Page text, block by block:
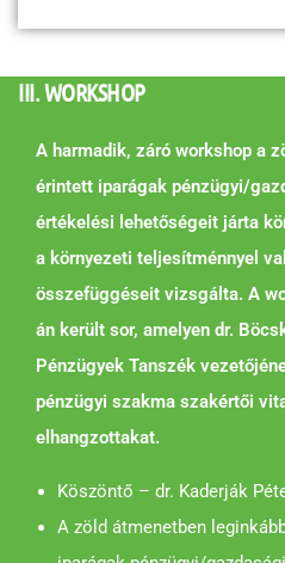
III. WORKSHOP
A harmadik, záró workshop a
érintett iparágak pénzügyi/
értékelési lehetőségeit járta
a környezeti teljesítménnyel
összefüggéseit vizsgálta. A
án került sor, amelyen dr.
Pénzügyek Tanszék
pénzügyi szakma szakértői
elhangzottakat.
Köszöntő – dr. Kaderják
A zöld átmenetben